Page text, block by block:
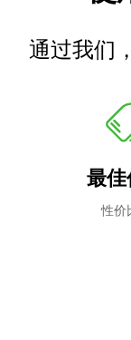
通过我们
最
性价